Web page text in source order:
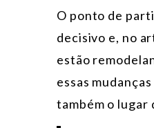
O ponto de
decisivo e, no
estão
essas
também o lugar